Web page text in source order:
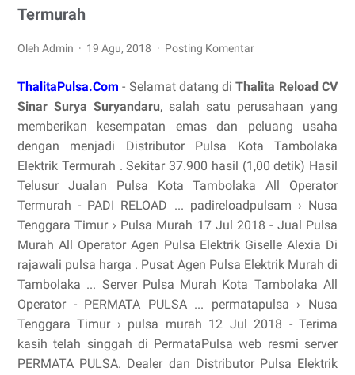
Termurah
Oleh Admin 19 Agu, 2018 Posting Komentar
ThalitaPulsa.Com - Selamat datang diThalita Reload CV
Sinar Surya Suryandaru, salah satu perusahaan yang
memberikan kesempatan emas dan peluang usaha
dengan menjadi Distributor Pulsa Kota Tambolaka
Elektrik Termurah . Sekitar 37.900 hasil (1,00 detik) Hasil
Telusur Jualan Pulsa Kota Tambolaka All Operator
Termurah - PADI RELOAD ... padireloadpulsam › Nusa
Tenggara Timur › Pulsa Murah 17 Jul 2018 - Jual Pulsa
Murah All Operator Agen Pulsa Elektrik Giselle Alexia Di
rajawali pulsa harga . Pusat Agen Pulsa Elektrik Murah di
Tambolaka ... Server Pulsa Murah Kota Tambolaka All
Operator - PERMATA PULSA ... permatapulsa › Nusa
Tenggara Timur › pulsa murah 12 Jul 2018 - Terima
kasih telah singgah di PermataPulsa web resmi server
PERMATA PULSA. Dealer dan Distributor Pulsa Elektrik